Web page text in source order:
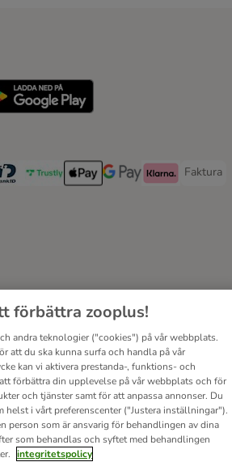
MethodMethod
Payment Method
Trustly Payment Method
Apple Pay Payment Method
Googple Pay Payment
Klarna Payment
Faktura
Faktura
Security
Website
Om företaget
förbättra zooplus!
andra teknologier ("cookies") på vår webbplats.
att du ska kunna surfa och handla på vår
kan vi aktivera prestanda-, funktions- och
förbättra din upplevelse på vår webbplats och för
och tjänster samt för att anpassa annonser. Du
helst i vårt preferenscenter ("Justera inställningar").
person som är ansvarig för behandlingen av dina
som behandlas och syftet med behandlingen
integritetspolicy